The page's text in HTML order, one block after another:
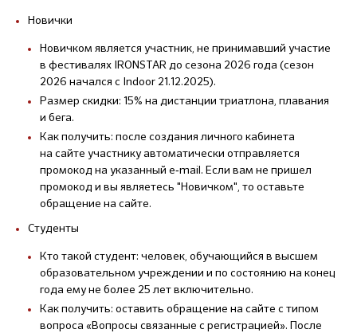
Новички
Новичком является участник, не принимавший участие
в фестивалях IRONSTAR до сезона 2026 года (сезон
2026 начался с Indoor 21.12.2025).
Размер скидки: 15% на дистанции триатлона, плавания
и бега.
Как получить: после создания личного кабинета
на сайте участнику автоматически отправляется
промокод на указанный e‑mail. Если вам не пришел
промокод и вы являетесь "Новичком", то оставьте
обращение на сайте.
Студенты
Кто такой студент: человек, обучающийся в высшем
образовательном учреждении и по состоянию на конец
года ему не более 25 лет включительно.
Как получить: оставить обращение на сайте с типом
вопроса «Вопросы связанные с регистрацией». После